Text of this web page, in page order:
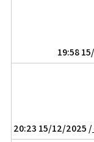
/ 15/12/2025 20:23